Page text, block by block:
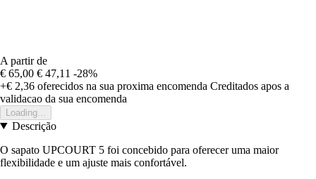
A partir de
€ 65,00 € 47,11 -28%
+€ 2,36 oferecidos na sua proxima encomenda Creditados apos a
validacao da sua encomenda
Loading...
Descrição
O sapato UPCOURT 5 foi concebido para oferecer uma maior
flexibilidade e um ajuste mais confortável.